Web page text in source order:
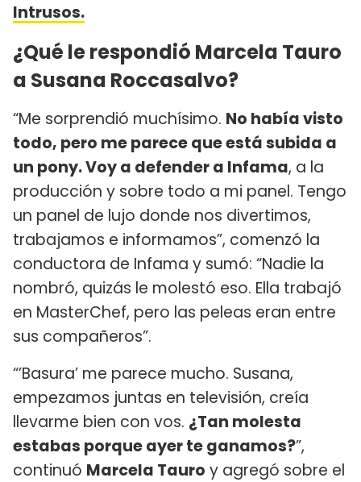
Intrusos.
¿Qué le respondió Marcela Tauro
a Susana Roccasalvo?
“Me sorprendió muchísimo. No había visto
todo, pero me parece que está subida a
un pony. Voy a defender a Infama, a la
producción y sobre todo a mi panel. Tengo
un panel de lujo donde nos divertimos,
trabajamos e informamos”, comenzó la
conductora de Infama y sumó: “Nadie la
nombró, quizás le molestó eso. Ella trabajó
en MasterChef, pero las peleas eran entre
sus compañeros”.
“’Basura’ me parece mucho. Susana,
empezamos juntas en televisión, creía
llevarme bien con vos. ¿Tan molesta
estabas porque ayer te ganamos?”,
continuó Marcela Tauro y agregó sobre el